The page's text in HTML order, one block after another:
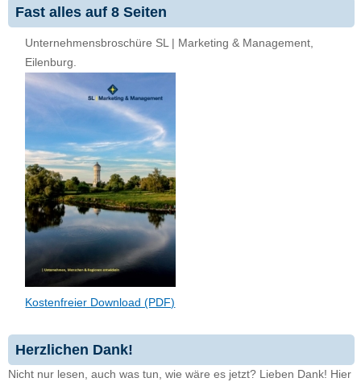
Fast alles auf 8 Seiten
Unternehmensbroschüre SL | Marketing & Management,
Eilenburg.
Kostenfreier Download (PDF)
Herzlichen Dank!
Nicht nur lesen, auch was tun, wie wäre es jetzt? Lieben Dank! Hier